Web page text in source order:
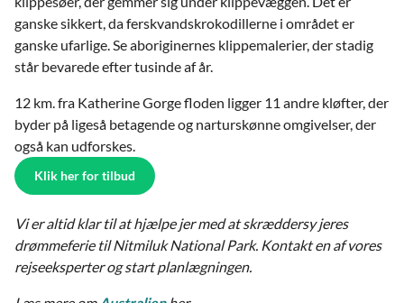
ganske sikkert, da ferskvandskrokodillerne i området er
ganske ufarlige. Se aboriginernes klippemalerier, der stadig
står bevarede efter tusinde af år.
12 km. fra Katherine Gorge floden ligger 11 andre kløfter, der
byder på ligeså betagende og narturskønne omgivelser, der
også kan udforskes.
Klik her for tilbud
Vi er altid klar til at hjælpe jer med at skræddersy jeres
drømmeferie til Nitmiluk National Park. Kontakt en af vores
rejseeksperter og start planlægningen.